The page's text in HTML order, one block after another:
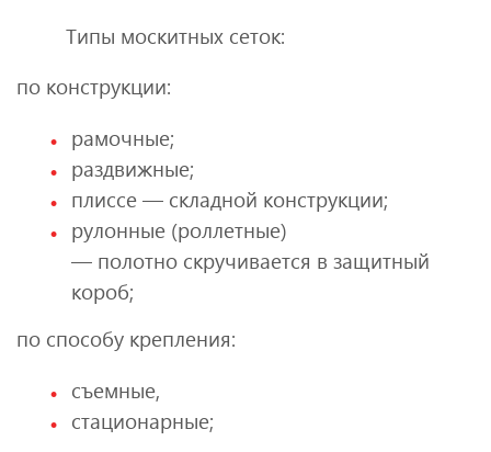
Типы москитных сеток:
по конструкции:
рамочные;
раздвижные;
плиссе — складной конструкции;
рулонные (роллетные)
— полотно скручивается в защитный
короб;
по способу крепления:
съемные,
стационарные;